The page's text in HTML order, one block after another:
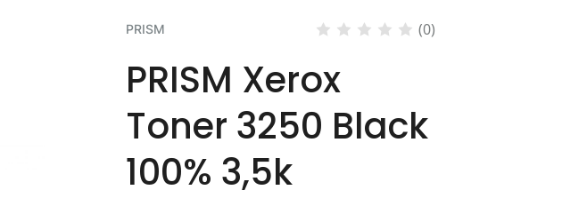
PRISM (0)
PRISM Xerox
Toner 3250 Black
100% 3,5k